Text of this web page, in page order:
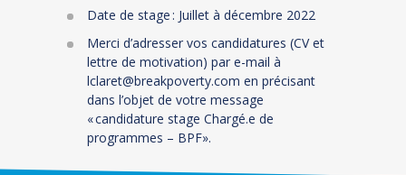
Date de stage : Juillet à décembre 2022
Merci d’adresser vos candidatures (CV et
lettre de motivation) par e-mail à
lclaret@breakpoverty.com en précisant
dans l’objet de votre message
« candidature stage Chargé.e de
programmes – BPF».